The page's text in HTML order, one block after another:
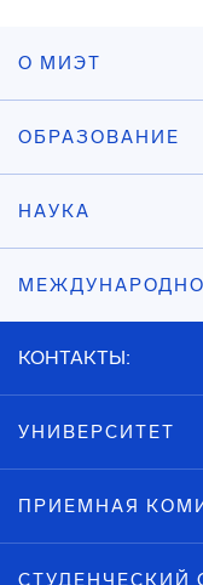
О МИЭТ
ОБРАЗОВАНИЕ
НАУКА
КОНТАКТЫ:
УНИВЕРСИТЕТ
ПРИЕМНАЯ
СТУДЕНЧЕСКИЙ